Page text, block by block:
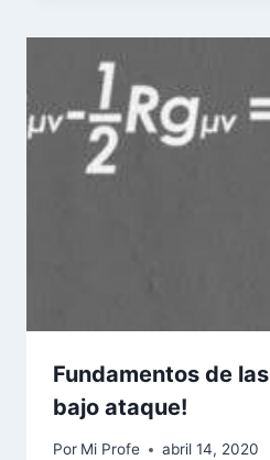
Fundamentos de
bajo ataque!
Por Mi Profe abril 14, 2020